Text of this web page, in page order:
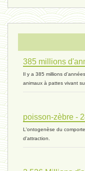
monogamie 03 - 21
évolution 06 - 9
385 millions
Il y a 385 millions
animaux à pattes vivant
poisson-zèbre -
L'ontogenèse du
d'attraction.